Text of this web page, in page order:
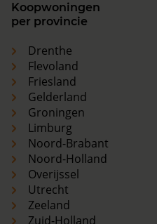
Koopwoningen
per provincie
Drenthe
Flevoland
Friesland
Gelderland
Groningen
Limburg
Noord-Brabant
Noord-Holland
Overijssel
Utrecht
Zeeland
Zuid-Holland